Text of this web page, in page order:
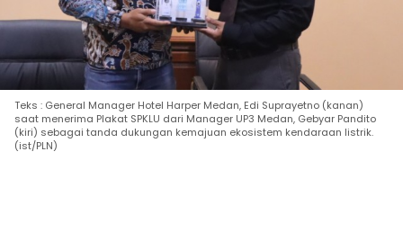
Teks : General Manager Hotel Harper Medan, Edi Suprayetno (kanan)
saat menerima Plakat SPKLU dari Manager UP3 Medan, Gebyar Pandito
(kiri) sebagai tanda dukungan kemajuan ekosistem kendaraan listrik.
(ist/PLN)